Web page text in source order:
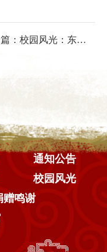
： 校园风光：东西湖
通知公告
校园风光
赠鸣谢